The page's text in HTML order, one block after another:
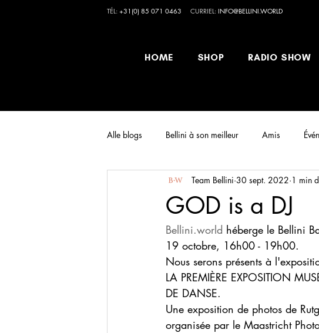
TÉL: +31(0) 85 071 0463 CURRIEL: INFO@BELLINI.WORLD
HOME SHOP RADIO SHOW
Alle blogs Bellini à son meilleur Amis
GOD is a DJ
Team Bellini 30 sept. 2022 1 min
Bellini.world héberge le Bellini
19 octobre, 16h00 - 19h00.
Nous serons présents à
LA PREMIÈRE EXPOSITION
DE DANSE.
Une exposition de photos de
organisée par le Maastricht